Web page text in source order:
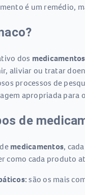
é um remédio,
dos medicamentos
aliviar ou tratar
processos de
apropriada para
de
medicamentos,
como cada produto
são os mais